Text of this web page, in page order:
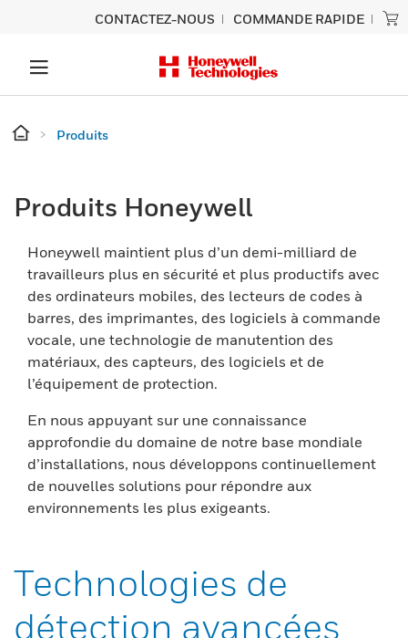
CONTACTEZ-NOUS COMMANDE RAPIDE
Produits
Produits Honeywell
Honeywell maintient plus d’un demi-milliard de
travailleurs plus en sécurité et plus productifs avec
des ordinateurs mobiles, des lecteurs de codes à
barres, des imprimantes, des logiciels à commande
vocale, une technologie de manutention des
matériaux, des capteurs, des logiciels et de
l’équipement de protection.
En nous appuyant sur une connaissance
approfondie du domaine de notre base mondiale
d’installations, nous développons continuellement
de nouvelles solutions pour répondre aux
environnements les plus exigeants.
Technologies de
détection avancées